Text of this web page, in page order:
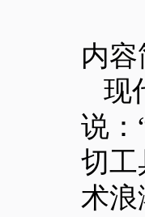
内容
现
说：
切工
术浪